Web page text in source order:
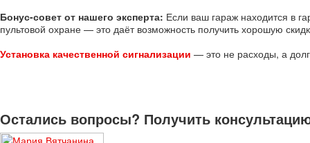
Бонус-совет от нашего эксперта: Если ваш гараж находится в
пультовой охране — это даёт возможность получить хорошую
Установка качественной сигнализации — это не расходы, а
Остались вопросы? Получить